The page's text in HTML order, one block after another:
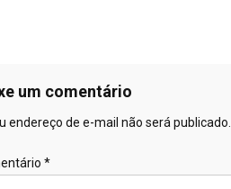
um comentário
endereço de e-mail não será publicado.
*